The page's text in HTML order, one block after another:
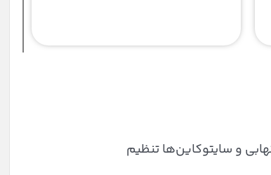
و سایتوکاین‌ها تنظیم